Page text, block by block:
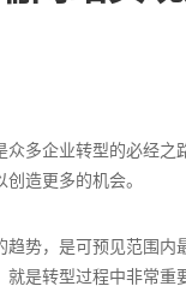
多企业转型的必经
造更多的机会。
势，是可预见范围
是转型过程中非常重